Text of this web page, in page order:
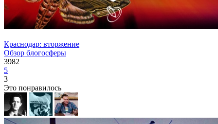
Краснодар: вторжение
Обзор блогосферы
3982
5
3
Это понравилось